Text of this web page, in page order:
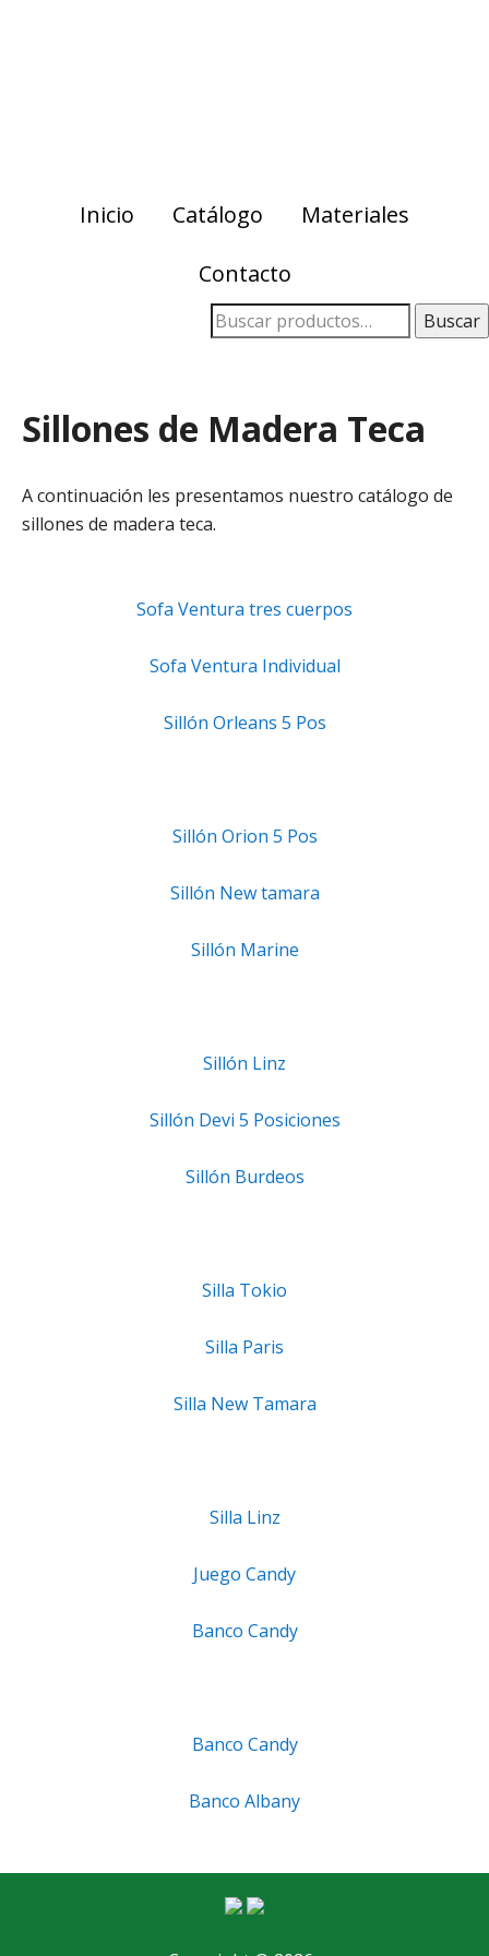
Inicio Catálogo
Materiales
Contacto
Buscar
Sillones de Madera Teca
A continuación les presentamos nuestro catálogo de
sillones de madera teca.
Sofa Ventura tres cuerpos
Sofa Ventura Individual
Sillón Orleans 5 Pos
Sillón Orion 5 Pos
Sillón New tamara
Sillón Marine
Sillón Linz
Sillón Devi 5 Posiciones
Sillón Burdeos
Silla Tokio
Silla Paris
Silla New Tamara
Silla Linz
Juego Candy
Banco Candy
Banco Candy
Banco Albany